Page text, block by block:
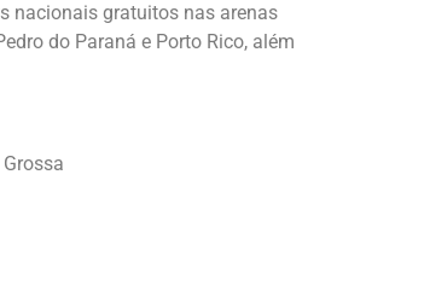
nacionais gratuitos nas arenas
do Paraná e Porto Rico, além